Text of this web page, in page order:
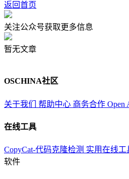
返回首页
关注公众号获取更多信息
暂无文章
OSCHINA社区
关于我们 帮助中心 商务合作 Open
在线工具
CopyCat-代码克隆检测 实用在线工
软件